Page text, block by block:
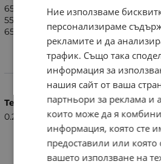
65LA9650.ANR, 65LA9700.AAU,
55LA6910-TB, 55LA9650-TA,
65LA9700-TA. AKB75055702
Тегло (кг.)
0.20
Ние използваме
персонализираме
рекламите и да
трафик. Също така
информация за
нашия сайт от ваша
партньори за реклама и
които може да я
информация, която сте
предоставили или която
вашето използване на